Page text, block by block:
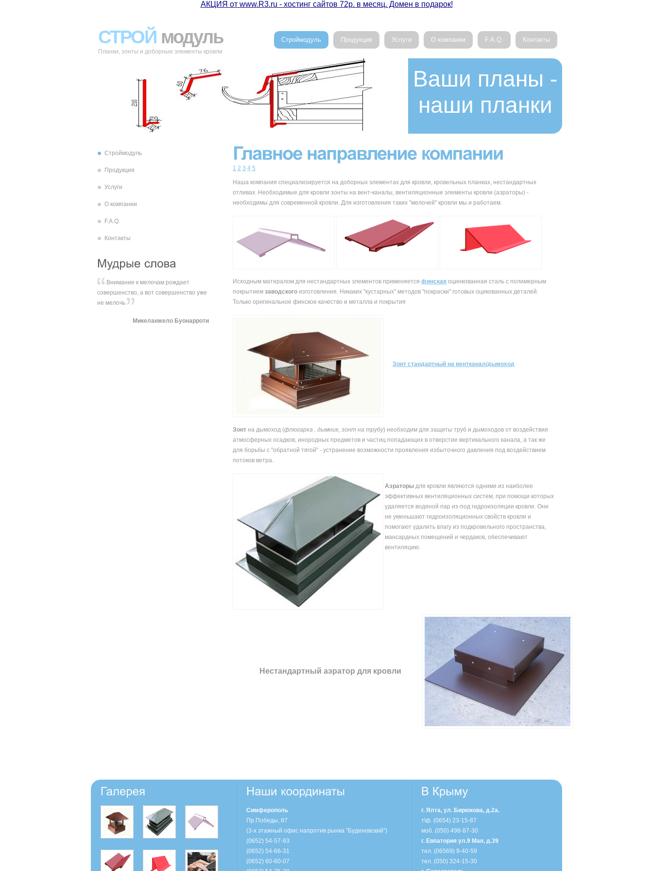
АКЦИЯ от www.R3.ru - хостинг сайтов 72р. в месяц. Домен в подарок!
СТРОЙ модуль
Планки, зонты и доборные элементы кровли
Строймодуль Продукция Услуги О компании F.A.Q. Контакты
Ваши планы -
наши планки
1 2 3 4 5
Наша компания специализируется на доборных элементах для кровли, кровельных планках, нестандартных
отливах. Необходимые для кровли зонты на вент-каналы, вентиляционные элементы кровли (аэраторы) -
необходимы для современной кровли. Для изготовления таких "мелочей" кровли мы и работаем.
Исходным матералом для нестандартных элементов применяется финская оцинкованная сталь с полимерным
покрытием заводского изготовления. Никаких "кустарных" методов "покраски" готовых оцикованных деталей.
Только оригинальное финское качество и металла и покрытия
Зонт стандартный на вентканал/дымоход
Зонт на дымоход (флюгарка , дымник, зонт на трубу) необходим для защиты труб и дымоходов от воздействия
атмосферных осадков, инородных предметов и частиц попадающих в отверстие вертикального канала, а так же
для борьбы с "обратной тягой" - устранение возможности проявления избыточного давления под воздействием
потоков ветра.
Аэраторы для кровли являются одними из наиболее
эффективных вентиляционных систем, при помощи которых
удаляется водяной пар из-под гидроизоляции кровли. Они
не уменьшают гидроизоляционных свойств кровли и
помогают удалить влагу из подкровельного пространства,
мансардных помещений и чердаков, обеспечивают
вентиляцию.
Нестандартный аэратор для кровли
Строймодуль
Продукция
Услуги
О компании
F.A.Q.
Контакты
Внимание к мелочам рождает
совершенство, а вот совершенство уже
не мелочь
Микеланжело Буонарроти
Симферополь
Пр.Победы, 87
(3-х этажный офис напротив рынка "Буденовский")
(0652) 54-57-93
(0652) 54-66-31
(0652) 60-60-07
г. Ялта, ул. Бирюкова, д.2а.
т\ф. (0654) 23-15-87
моб. (050) 498-87-30
г. Евпатория ул.9 Мая, д.39
тел. (06569) 9-40-59
тел. (050) 324-15-30